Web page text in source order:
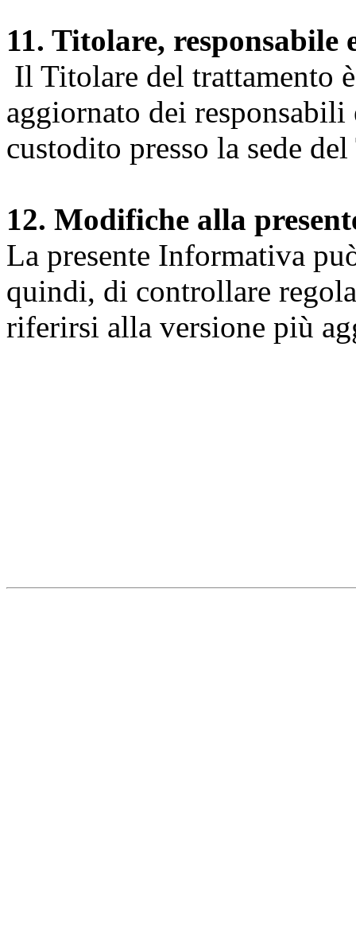
11. Titolare, responsabile
Il Titolare del trattamento
aggiornato dei
custodito presso la sede
12. Modifiche alla
La presente Informativa
quindi, di controllare
riferirsi alla versione più